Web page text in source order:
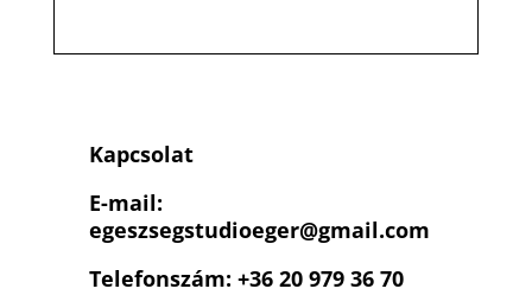
Kapcsolat
E-mail:
egeszsegstudioeger@gmail.com
Telefonszám: +36 20 979 36 70